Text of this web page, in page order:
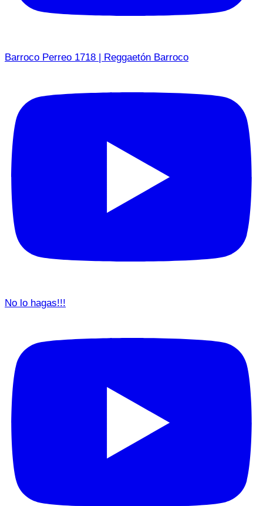
Barroco Perreo 1718 | Reggaetón Barroco
No lo hagas!!!